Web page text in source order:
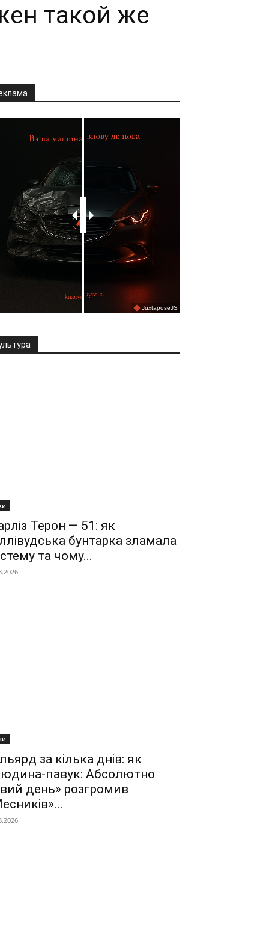
такой же
Терон — 51: як
бунтарка зламала
та чому...
за кілька днів: як
павук: Абсолютно
день» розгромив